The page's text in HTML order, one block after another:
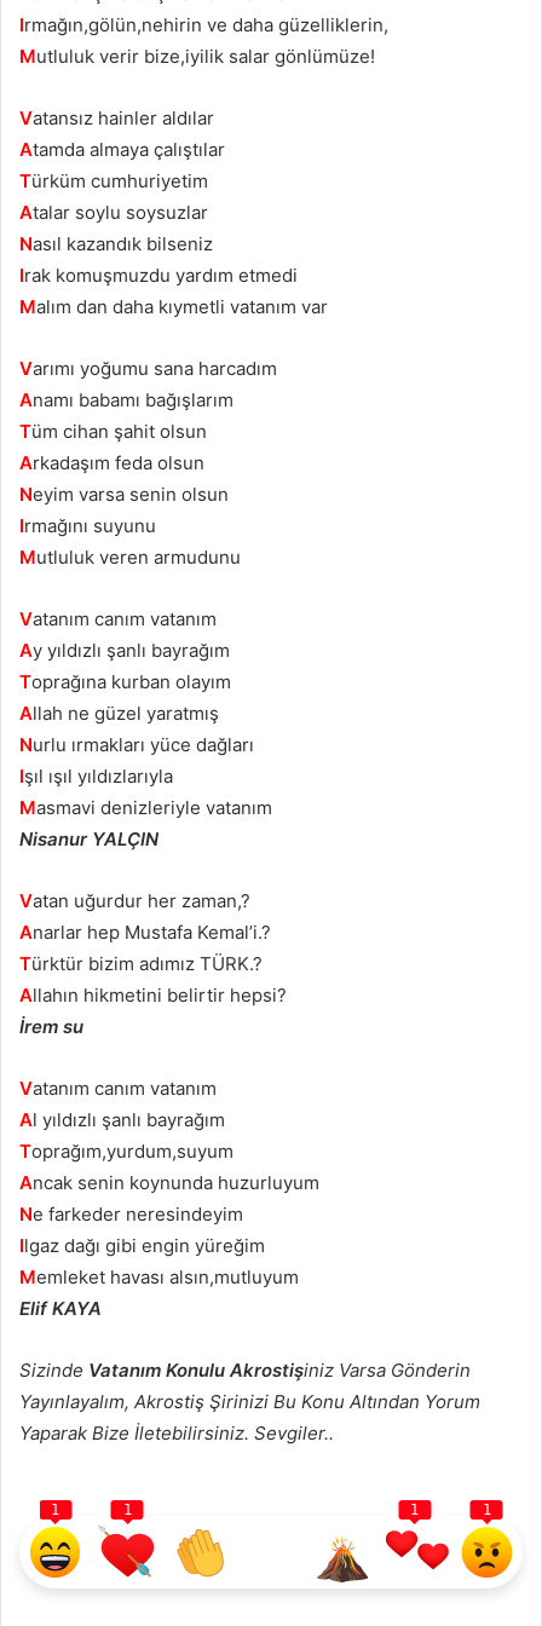
Irmağın,gölün,nehirin ve daha güzelliklerin,
Mutluluk verir bize,iyilik salar gönlümüze!
Vatansız hainler aldılar
Atamda almaya çalıştılar
Türküm cumhuriyetim
Atalar soylu soysuzlar
Nasıl kazandık bilseniz
Irak komuşmuzdu yardım etmedi
Malım dan daha kıymetli vatanım var
Varımı yoğumu sana harcadım
Anamı babamı bağışlarım
Tüm cihan şahit olsun
Arkadaşım feda olsun
Neyim varsa senin olsun
Irmağını suyunu
Mutluluk veren armudunu
Vatanım canım vatanım
Ay yıldızlı şanlı bayrağım
Toprağına kurban olayım
Allah ne güzel yaratmış
Nurlu ırmakları yüce dağları
Işıl ışıl yıldızlarıyla
Masmavi denizleriyle vatanım
Nisanur YALÇIN
Vatan uğurdur her zaman,?
Anarlar hep Mustafa Kemal’i.?
Türktür bizim adımız TÜRK.?
Allahın hikmetini belirtir hepsi?
İrem su
Vatanım canım vatanım
Al yıldızlı şanlı bayrağım
Toprağım,yurdum,suyum
Ancak senin koynunda huzurluyum
Ne farkeder neresindeyim
Ilgaz dağı gibi engin yüreğim
Memleket havası alsın,mutluyum
Elif KAYA
Sizinde Vatanım Konulu Akrostişiniz Varsa Gönderin
Yayınlayalım, Akrostiş Şirinizi Bu Konu Altından Yorum
Yaparak Bize İletebilirsiniz. Sevgiler..
1 1 1 1